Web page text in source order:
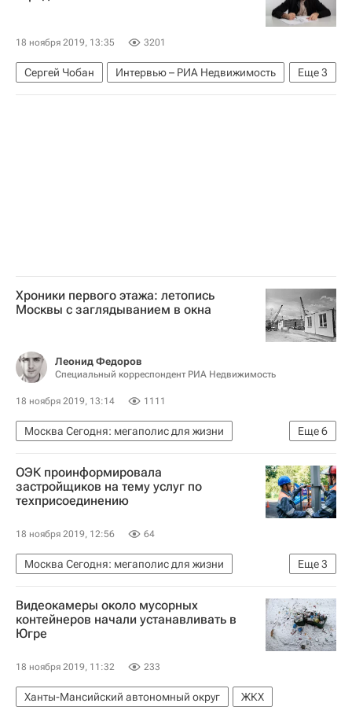
18 ноября 2019, 13:35 3201
Еще3
Сергей Чобан
Интервью – РИА Недвижимость
Архитектура
Города Городская среда
Хроники первого этажа: летопись
Москвы с заглядыванием в окна
Леонид Федоров
Специальный корреспондент РИА Недвижимость
18 ноября 2019, 13:14 1111
Еще6
Москва Сегодня: мегаполис для жизни
Москва
Городская среда
Ритейл
Городское хозяйство Москвы
Комплекс городского хозяйства Москвы
Аналитика – РИА Недвижимость
ОЭК проинформировала
застройщиков на тему услуг по
техприсоединению
18 ноября 2019, 12:56 64
Еще3
Москва Сегодня: мегаполис для жизни
Москва
Городское хозяйство Москвы
Комплекс городского хозяйства Москвы
Видеокамеры около мусорных
контейнеров начали устанавливать в
Югре
18 ноября 2019, 11:32 233
Ханты-Мансийский автономный округ ЖКХ